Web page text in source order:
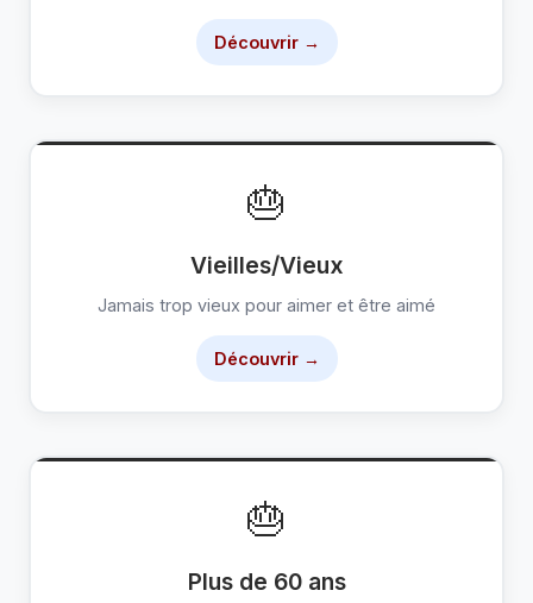
Découvrir →
🎂
Vieilles/Vieux
Jamais trop vieux pour aimer et être aimé
Découvrir →
🎂
Plus de 60 ans